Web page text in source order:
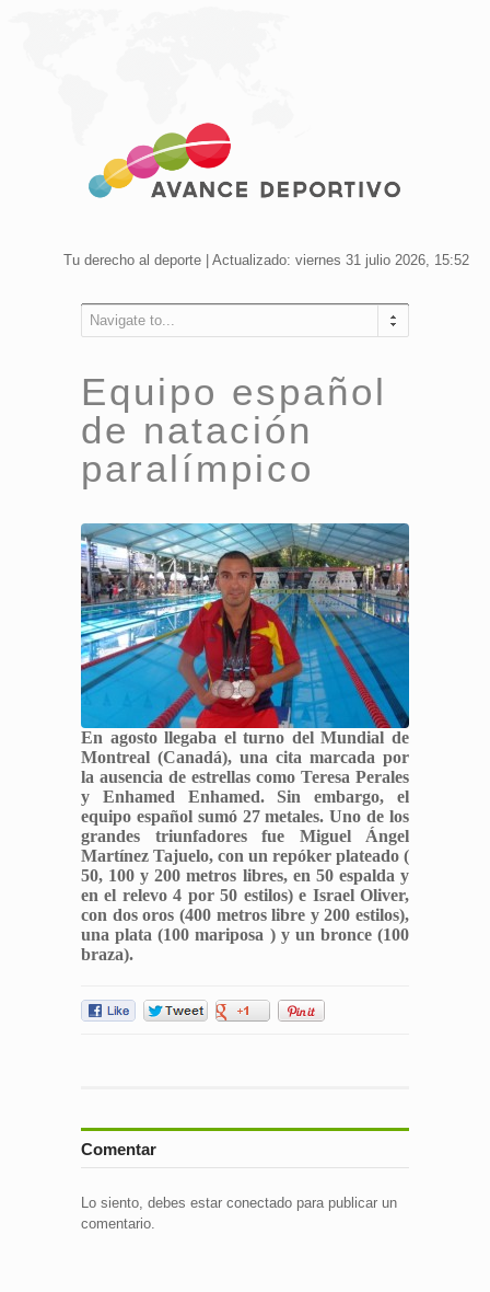
Tu derecho al deporte | Actualizado: viernes 31 julio 2026, 15:52
Navigate to...
Equipo español
de natación
paralímpico
En agosto llegaba el turno del Mundial de
Montreal (Canadá), una cita marcada por
la ausencia de estrellas como Teresa Perales
y Enhamed Enhamed. Sin embargo, el
equipo español sumó 27 metales. Uno de los
grandes triunfadores fue Miguel Ángel
Martínez Tajuelo, con un repóker plateado (
50, 100 y 200 metros libres, en 50 espalda y
en el relevo 4 por 50 estilos) e Israel Oliver,
con dos oros (400 metros libre y 200 estilos),
una plata (100 mariposa ) y un bronce (100
braza).
Comentar
Lo siento, debes estar conectado para publicar un
comentario.